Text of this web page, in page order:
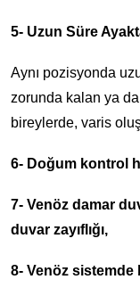
5- Uzun Süre
Aynı pozisyonda
zorunda kalan ya
bireylerde, varis
6- Doğum kontrol
7- Venöz damar
duvar zayıflığı,
8- Venöz sistemde